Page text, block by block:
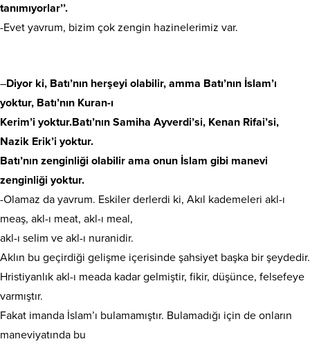
tanımıyorlar’’.
-Evet yavrum, bizim çok zengin hazinelerimiz var.
–Diyor ki, Batı’nın herşeyi olabilir, amma Batı’nın İslam’ı
yoktur, Batı’nın Kuran-ı
Kerim’i yoktur.Batı’nın Samiha Ayverdi’si, Kenan Rifai’si,
Nazik Erik’i yoktur.
Batı’nın zenginliği olabilir ama onun İslam gibi manevi
zenginliği yoktur.
-Olamaz da yavrum. Eskiler derlerdi ki, Akıl kademeleri akl-ı
meaş, akl-ı meat, akl-ı meal,
akl-ı selim ve akl-ı nuranidir.
Aklın bu geçirdiği gelişme içerisinde şahsiyet başka bir şeydedir.
Hristiyanlık akl-ı meada kadar gelmiştir, fikir, düşünce, felsefeye
varmıştır.
Fakat imanda İslam’ı bulamamıştır. Bulamadığı için de onların
maneviyatında bu